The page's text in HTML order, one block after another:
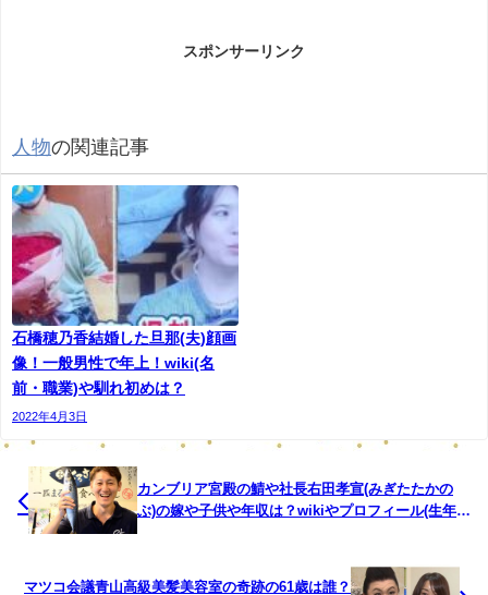
スポンサーリンク
人物の関連記事
石橋穂乃香結婚した旦那(夫)顔画
像！一般男性で年上！wiki(名
前・職業)や馴れ初めは？
2022年4月3日
カンブリア宮殿の鯖や社長右田孝宣(みぎたたかの
ぶ)の嫁や子供や年収は？wikiやプロフィール(生年月
マツコ会議青山高級美髪美容室の奇跡の61歳は誰？